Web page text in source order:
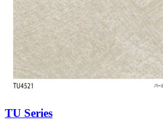
TU Series